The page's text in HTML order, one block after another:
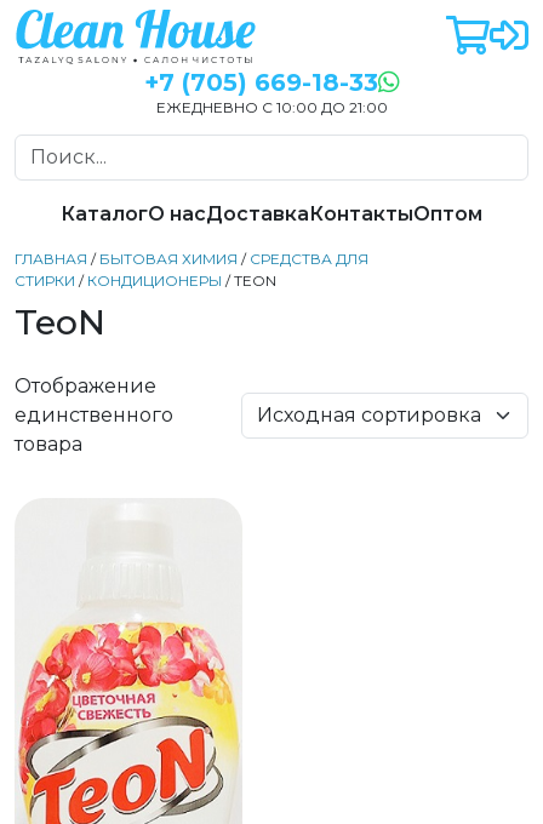
+7 (705) 669-18-33
ЕЖЕДНЕВНО С 10:00 ДО 21:00
КаталогО насДоставкаКонтактыОптом
ГЛАВНАЯ / БЫТОВАЯ ХИМИЯ / СРЕДСТВА ДЛЯ
СТИРКИ / КОНДИЦИОНЕРЫ / TEON
TeoN
Отображение
единственного
товара